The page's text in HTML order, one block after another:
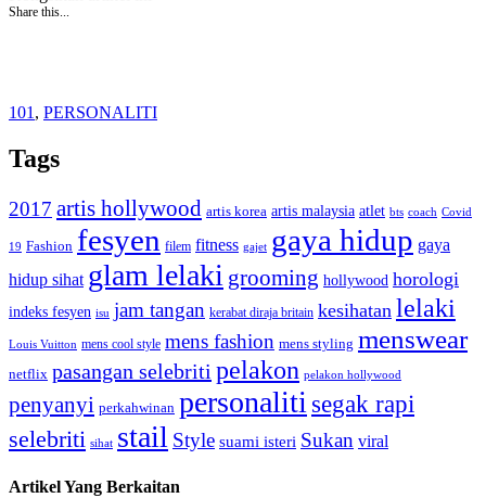
Share this...
101 , PERSONALITI
Tags
2017 artis hollywood artis korea artis malaysia atlet bts coach Covid
19 Fashion fesyen filem fitness gajet gaya hidup gaya
hidup sihat glam lelaki grooming hollywood horologi
indeks fesyen isu jam tangan kerabat diraja britain kesihatan lelaki
Louis Vuitton mens cool style mens fashion mens styling menswear
netflix pasangan selebriti pelakon pelakon hollywood
penyanyi perkahwinan personaliti segak rapi
selebriti sihat stail Style suami isteri Sukan viral
Artikel Yang Berkaitan